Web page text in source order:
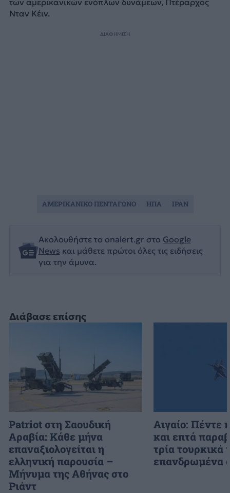
Διάβασε επίσης
Patriot στη Σαουδική
Αραβία: Κάθε μήνα
επαναξιολογείται η
ελληνική παρουσία –
Μήνυμα της Αθήνας στο
Ριάντ
Αιγαίο: Πέντε
και επτά
τρία τουρκικά
επανδρωμένα
των αμερικανικών ενόπλων δυνάμεων, Πτέραρχος
Νταν Κέιν.
ΔΙΑΦΗΜΙΣΗ
Ακολουθήστε το onalert.gr στο Google
News και μάθετε πρώτοι όλες τις ειδήσεις
για την άμυνα.
ΑΜΕΡΙΚΑΝΙΚΟ ΠΕΝΤΑΓΩΝΟ ΗΠΑ ΙΡΑΝ